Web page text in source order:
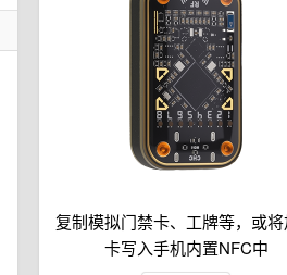
复制模拟门禁卡、工牌等，或
卡写入手机内置NFC中